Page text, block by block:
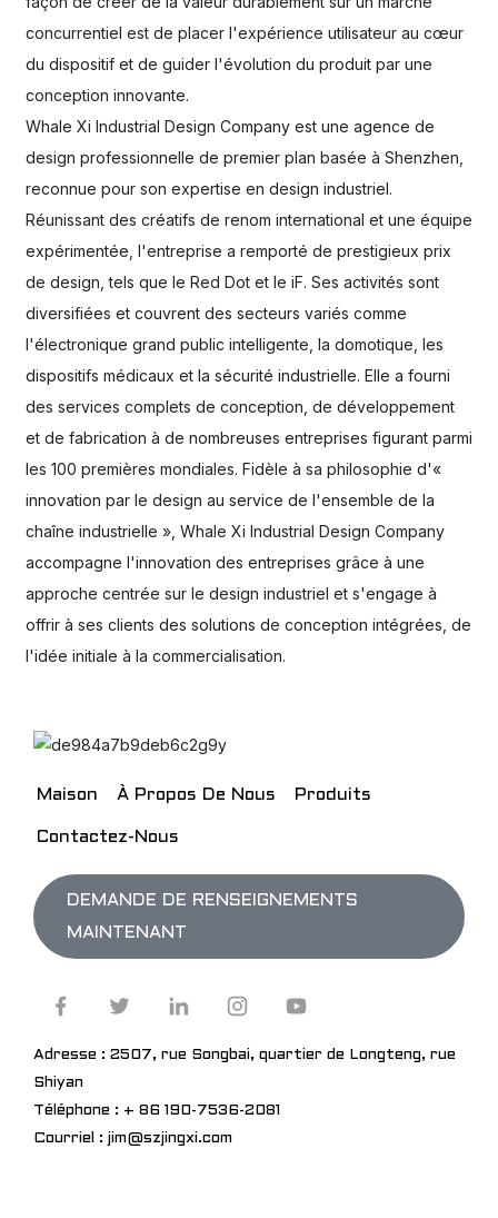
concurrentiel est de placer l'expérience utilisateur au cœur
du dispositif et de guider l'évolution du produit par une
conception innovante.
Whale Xi Industrial Design Company est une agence de
design professionnelle de premier plan basée à Shenzhen,
reconnue pour son expertise en design industriel.
Réunissant des créatifs de renom international et une équipe
expérimentée, l'entreprise a remporté de prestigieux prix
de design, tels que le Red Dot et le iF. Ses activités sont
diversifiées et couvrent des secteurs variés comme
l'électronique grand public intelligente, la domotique, les
dispositifs médicaux et la sécurité industrielle. Elle a fourni
des services complets de conception, de développement
et de fabrication à de nombreuses entreprises figurant parmi
les 100 premières mondiales. Fidèle à sa philosophie d'«
innovation par le design au service de l'ensemble de la
chaîne industrielle », Whale Xi Industrial Design Company
accompagne l'innovation des entreprises grâce à une
approche centrée sur le design industriel et s'engage à
offrir à ses clients des solutions de conception intégrées, de
l'idée initiale à la commercialisation.
Maison À Propos De Nous Produits
Contactez-Nous
DEMANDE DE RENSEIGNEMENTS
MAINTENANT
Adresse : 2507, rue Songbai, quartier de Longteng, rue
Shiyan
Téléphone : + 86 190-7536-2081
Courriel : jim@szjingxi.com